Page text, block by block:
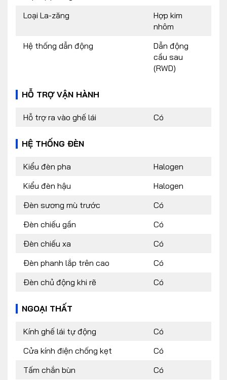
Loại La-zăng
Hợp kim
nhôm
Hệ thống dẫn động
Dẫn động
cầu sau
(RWD)
HỖ TRỢ VẬN HÀNH
Hỗ trợ ra vào ghế lái Có
HỆ THỐNG ĐÈN
Kiểu đèn pha
Halogen
Kiểu đèn hậu
Halogen
Đèn sương mù trước
Có
Đèn chiếu gần
Có
Đèn chiếu xa
Có
Đèn phanh lắp trên cao
Có
Đèn chủ động khi rẽ
Có
NGOẠI THẤT
Kính ghế lái tự động
Có
Cửa kính điện chống kẹt
Có
Tấm chắn bùn
Có